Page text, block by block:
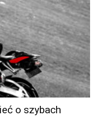
o szybach